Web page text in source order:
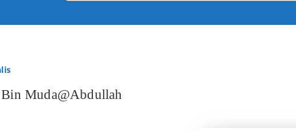
Muda@Abdullah